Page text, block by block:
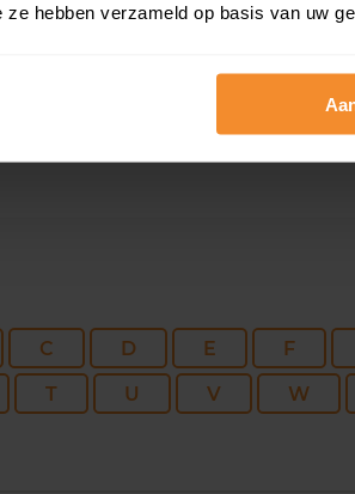
ze hebben verzameld op basis van uw
C D E F
T U V W